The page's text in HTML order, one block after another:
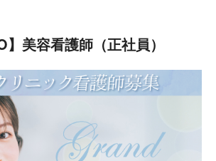
】美容看護師（正社員）